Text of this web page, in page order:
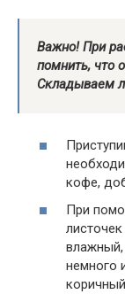
Важно! При
помнить, что
Складываем
кофе,
При
влажный,
немного